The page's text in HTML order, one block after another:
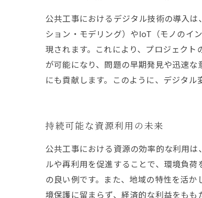
公共工事におけるデジタル技術の導入
ション・モデリング）やIoT（モノのイ
現されます。これにより、プロジェク
が可能になり、問題の早期発見や迅速
にも貢献します。このように、デジタ
持続可能な資源利用の未来
公共工事における資源の効率的な利用
ルや再利用を促進することで、環境負
の良い例です。また、地域の特性を活
境保護に留まらず、経済的な利益をも